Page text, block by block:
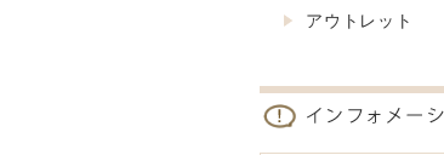
アウトレット